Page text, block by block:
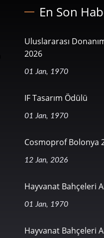
En Son
Uluslararası
2026
01 Jan, 1970
IF Tasarım Ödülü
01 Jan, 1970
Cosmoprof Bolonya
12 Jan, 2026
Hayvanat Bahçeleri
01 Jan, 1970
Hayvanat Bahçeleri